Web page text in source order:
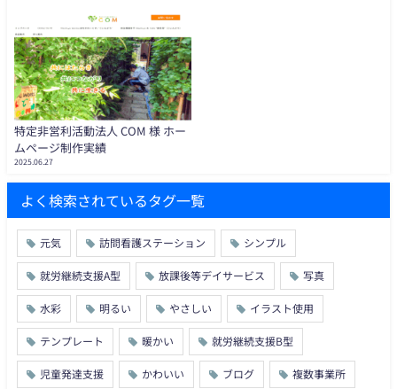
特定非営利活動法人 COM 様 ホー
ムページ制作実績
2025.06.27
よく検索されているタグ一覧
元気 訪問看護ステーション シンプル
就労継続支援A型 放課後等デイサービス 写真
水彩 明るい やさしい イラスト使用
テンプレート 暖かい 就労継続支援B型
児童発達支援 かわいい ブログ 複数事業所